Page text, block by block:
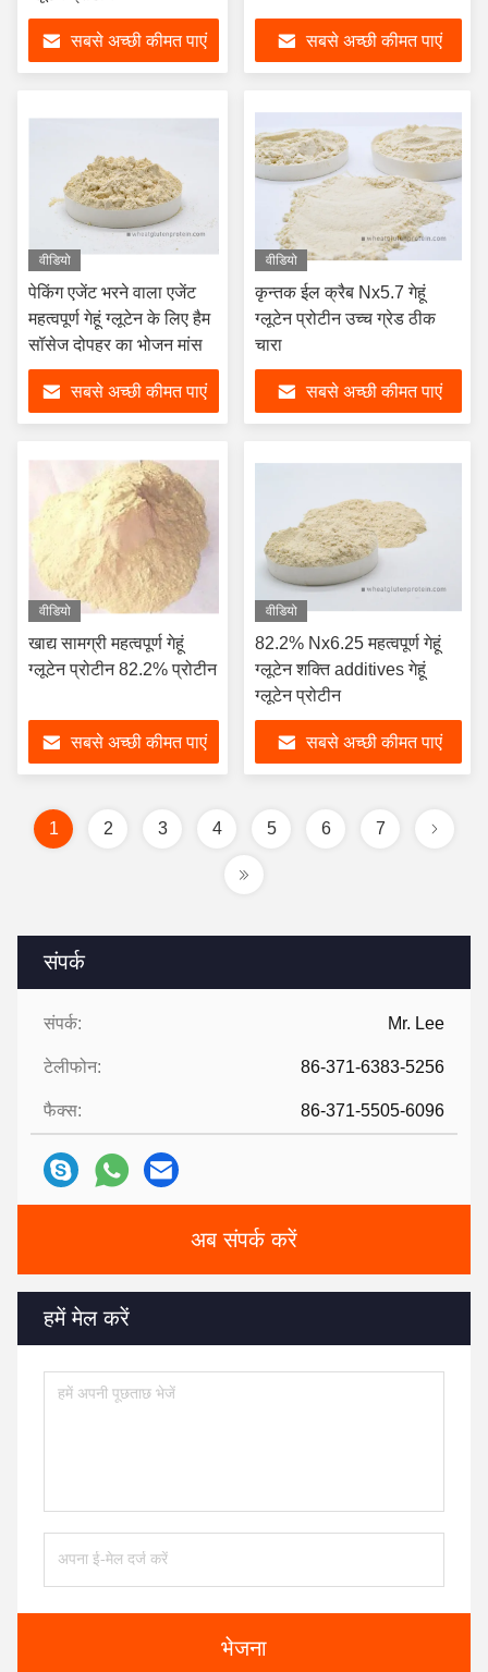
संपर्क
संपर्क: Mr. Lee
टेलीफोन: 86-371-6383-5256
फैक्स: 86-371-5505-6096
अब संपर्क करें
हमें मेल करें
भेजना
सबसे अच्छी कीमत पाएं सबसे अच्छी कीमत पाएं
वीडियो
पेकिंग एजेंट भरने वाला एजेंट
महत्वपूर्ण गेहूं ग्लूटेन के लिए हैम
सॉसेज दोपहर का भोजन मांस
सबसे अच्छी कीमत पाएं
वीडियो
कृन्तक ईल क्रैब Nx5.7 गेहूं
ग्लूटेन प्रोटीन उच्च ग्रेड ठीक
चारा
सबसे अच्छी कीमत पाएं
वीडियो
खाद्य सामग्री महत्वपूर्ण गेहूं
ग्लूटेन प्रोटीन 82.2% प्रोटीन
सबसे अच्छी कीमत पाएं
वीडियो
82.2% Nx6.25 महत्वपूर्ण गेहूं
ग्लूटेन शक्ति additives गेहूं
ग्लूटेन प्रोटीन
सबसे अच्छी कीमत पाएं
1 2 3 4 5 6 7